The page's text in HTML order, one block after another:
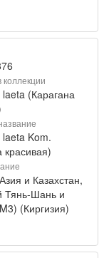
(Карагана
Kom.
красивая)
и Казахстан,
Тянь-Шань и
(Киргизия)